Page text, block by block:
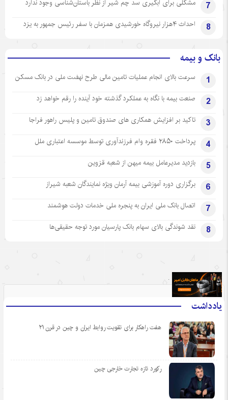
7 مشکلی برای آبگیری سد چم شیر از نظر باستان‌شناسی وجود ندارد
8 احداث ۴هزار نیروگاه خورشیدی همزمان با سفر رئیس جمهور به یزد
بانک و بیمه
1 سرعت بالای انجام عملیات تامین مالی طرح نهضت ملی در بانک مسکن
2 صنعت بیمه با نگاه به عملکرد گذشته خود آینده را رقم خواهد زد
3 تاکید بر افزایش همکاری های صندوق تامین و پلیس راهور فراجا
4 پرداخت ۲۸۵۰ فقره وام فرزندآوری توسط موسسه اعتباری ملل
5 بازدید مدیرعامل بیمه میهن از شعبه قزوین
6 برگزاری دوره آموزشی بیمه آرمان ویژه نمایندگان شعبه شیراز
7 اتصال بانک ملی ایران به پنجره ملی خدمات دولت هوشمند
8 نقد شوندگی بالای سهام بانک پارسیان مورد توجه حقیقی‌ها
یادداشت
هفت راهکار برای تقویت روابط ایران و چین در قرن ۲۱
رکورد تازه تجارت خارجی چین
.